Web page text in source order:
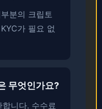
분의 크립토
가 필요 없
무엇인가요?
니다. ​​수수료